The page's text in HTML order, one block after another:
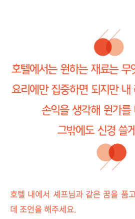
호텔 내에서 셰프님과 같은 꿈을 품
데 조언을 해주세요.